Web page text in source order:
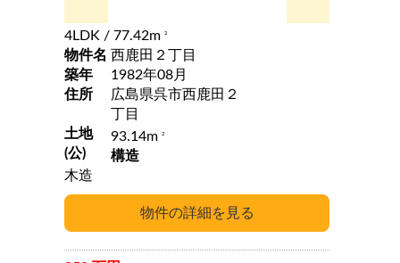
4LDK / 77.42m 2
物件名 西鹿田２丁目
築年
1982年08月
住所
広島県呉市西鹿田２
丁目
土地
(公)
93.14m 2
構造
木造